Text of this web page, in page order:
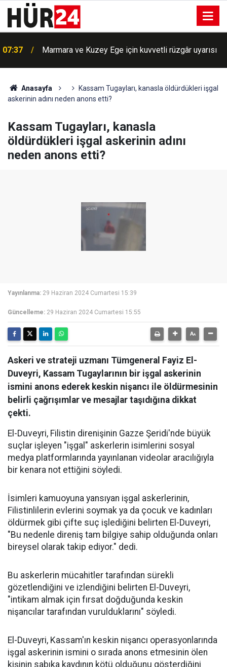
07:37 Marmara ve Kuzey Ege için kuvvetli rüzgâr uyarısı
07:18
Anasayfa
Kassam Tugayları, kanasla öldürdükleri işgal
askerinin adını neden anons etti?
Kassam Tugayları, kanasla
öldürdükleri işgal askerinin adını
neden anons etti?
Yayınlanma: 29 Haziran 2024 Cumartesi 15:39
Güncelleme: 29 Haziran 2024 Cumartesi 15:55
Askeri ve strateji uzmanı Tümgeneral Fayiz El-
Duveyri, Kassam Tugaylarının bir işgal askerinin
ismini anons ederek keskin nişancı ile öldürmesinin
belirli çağrışımlar ve mesajlar taşıdığına dikkat
çekti.
El-Duveyri, Filistin direnişinin Gazze Şeridi'nde büyük
suçlar işleyen "işgal" askerlerin isimlerini sosyal
medya platformlarında yayınlanan videolar aracılığıyla
bir kenara not ettiğini söyledi.
İsimleri kamuoyuna yansıyan işgal askerlerinin,
Filistinlilerin evlerini soymak ya da çocuk ve kadınları
öldürmek gibi çifte suç işlediğini belirten El-Duveyri,
"Bu nedenle direniş tam bilgiye sahip olduğunda onları
bireysel olarak takip ediyor." dedi.
Bu askerlerin mücahitler tarafından sürekli
gözetlendiğini ve izlendiğini belirten El-Duveyri,
"intikam almak için fırsat doğduğunda keskin
nişancılar tarafından vurulduklarını" söyledi.
El-Duveyri, Kassam'ın keskin nişancı operasyonlarında
işgal askerinin ismini o sırada anons etmesinin ölen
kişinin sabıka kaydının kötü olduğunu gösterdiğini